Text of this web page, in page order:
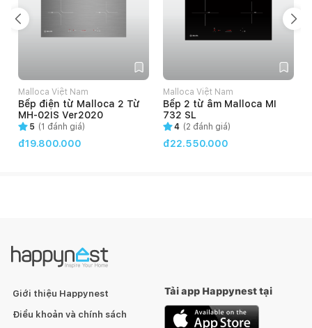
Malloca Việt Nam
Bếp điện từ Malloca 2 Từ
MH-02IS Ver2020
5 (1 đánh giá)
đ19.800.000
Malloca Việt Nam
Bếp 2 từ âm Malloca MI
732 SL
4 (2 đánh giá)
đ22.550.000
Giới thiệu Happynest
Điều khoản và chính sách
Tải app Happynest tại